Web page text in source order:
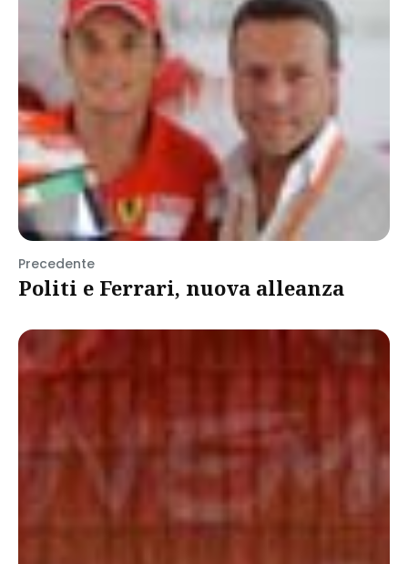
Precedente
Politi e Ferrari, nuova alleanza